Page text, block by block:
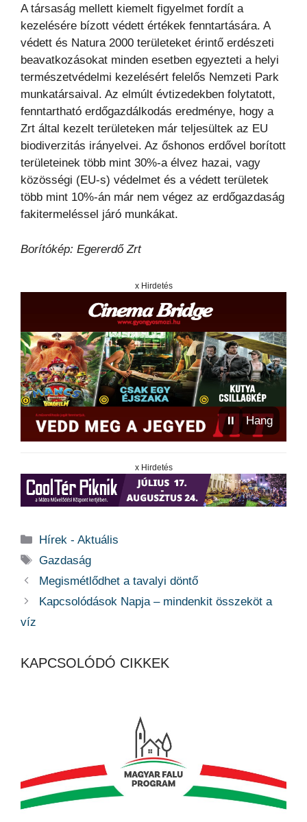
A társaság mellett kiemelt figyelmet fordít a
kezelésére bízott védett értékek fenntartására. A
védett és Natura 2000 területeket érintő erdészeti
beavatkozásokat minden esetben egyezteti a helyi
természetvédelmi kezelésért felelős Nemzeti Park
munkatársaival. Az elmúlt évtizedekben folytatott,
fenntartható erdőgazdálkodás eredménye, hogy a
Zrt által kezelt területeken már teljesültek az EU
biodiverzitás irányelvei. Az őshonos erdővel borított
területeinek több mint 30%-a élvez hazai, vagy
közösségi (EU-s) védelmet és a védett területek
több mint 10%-án már nem végez az erdőgazdaság
fakitermeléssel járó munkákat.
Borítókép: Egererdő Zrt
x Hirdetés
⏸ Hang
x Hirdetés
Kategória
Hírek - Aktuális
Címkék
Gazdaság
Megismétlődhet a tavalyi döntő
Kapcsolódások Napja – mindenkit összeköt a
víz
KAPCSOLÓDÓ CIKKEK